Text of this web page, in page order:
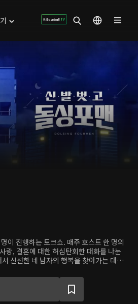
이 진행하는 토크쇼. 매주 호스트 한 명의
랑, 결혼에 대한 허심탄회한 대화를 나눈
신선한 네 남자의 행복을 찾아가는 대화